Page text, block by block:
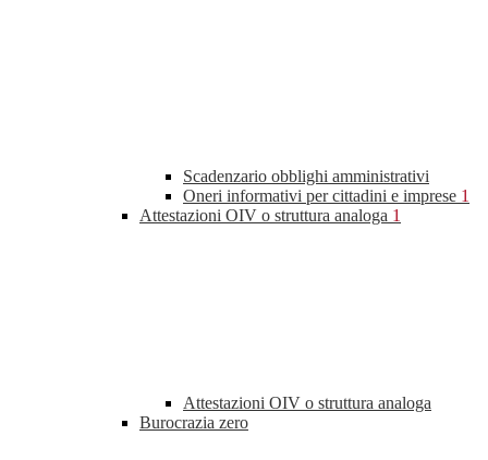
Scadenzario obblighi amministrativi
Oneri informativi per cittadini e imprese 1
Attestazioni OIV o struttura analoga 1
Attestazioni OIV o struttura analoga
Burocrazia zero